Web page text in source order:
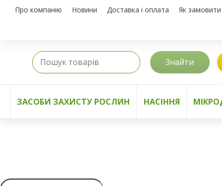
Про компанію Новини Доставка і оплата Як замовити
Знайти
ЗАСОБИ ЗАХИСТУ РОСЛИН НАСІННЯ